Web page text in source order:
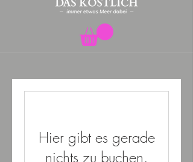
Hier gibt es gerade
nichts zu buchen.